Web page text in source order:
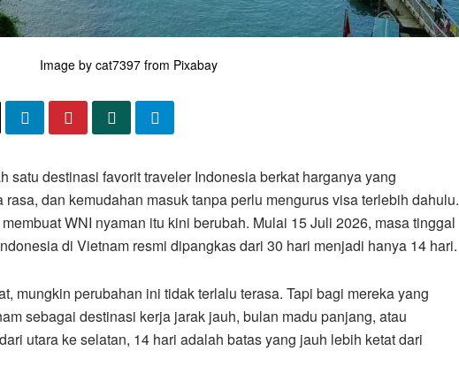
Image by cat7397 from Pixabay
satu destinasi favorit traveler Indonesia berkat harganya yang
dan kemudahan masuk tanpa perlu mengurus visa terlebih dahulu.
WNI nyaman itu kini berubah. Mulai 15 Juli 2026, masa tinggal
di Vietnam resmi dipangkas dari 30 hari menjadi hanya 14 hari.
mungkin perubahan ini tidak terlalu terasa. Tapi bagi mereka yang
sebagai destinasi kerja jarak jauh, bulan madu panjang, atau
utara ke selatan, 14 hari adalah batas yang jauh lebih ketat dari